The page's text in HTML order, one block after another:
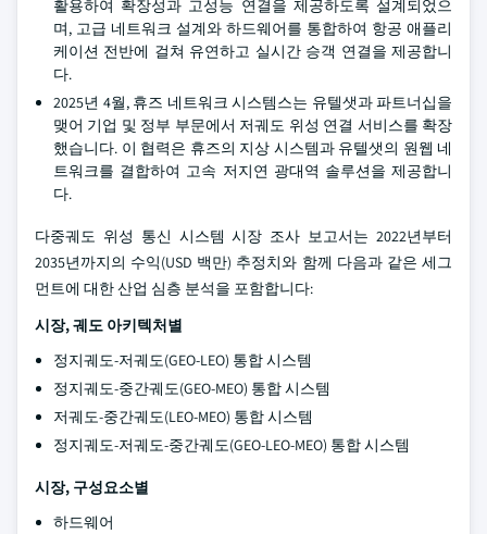
활용하여 확장성과 고성능 연결을 제공하도록 설계되었으
며, 고급 네트워크 설계와 하드웨어를 통합하여 항공 애플리
케이션 전반에 걸쳐 유연하고 실시간 승객 연결을 제공합니
다.
2025년 4월, 휴즈 네트워크 시스템스는 유텔샛과 파트너십을
맺어 기업 및 정부 부문에서 저궤도 위성 연결 서비스를 확장
했습니다. 이 협력은 휴즈의 지상 시스템과 유텔샛의 원웹 네
트워크를 결합하여 고속 저지연 광대역 솔루션을 제공합니
다.
다중궤도 위성 통신 시스템 시장 조사 보고서는 2022년부터
2035년까지의 수익(USD 백만) 추정치와 함께 다음과 같은 세그
먼트에 대한 산업 심층 분석을 포함합니다:
시장, 궤도 아키텍처별
정지궤도-저궤도(GEO-LEO) 통합 시스템
정지궤도-중간궤도(GEO-MEO) 통합 시스템
저궤도-중간궤도(LEO-MEO) 통합 시스템
정지궤도-저궤도-중간궤도(GEO-LEO-MEO) 통합 시스템
시장, 구성요소별
하드웨어